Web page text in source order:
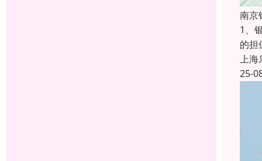
南京
1、
的担
上海
25-